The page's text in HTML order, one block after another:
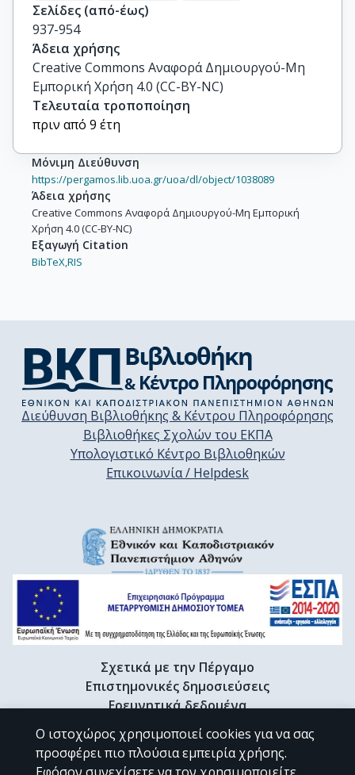
Σελίδες (από-έως)
937-954
Άδεια χρήσης
Creative Commons Αναφορά Δημιουργού-Μη
Εμπορική Χρήση 4.0 (CC-BY-NC)
Τελευταία τροποποίηση
πριν από 9 έτη
Μόνιμη Διεύθυνση
https://pergamos.lib.uoa.gr/uoa/dl/object/1038089
Άδεια χρήσης
Creative Commons Αναφορά Δημιουργού-Μη Εμπορική
Χρήση 4.0 (CC-BY-NC)
Εξαγωγή Citation
BibTeX,RIS
Διεύθυνση Βιβλιοθήκης & Κέντρου Πληροφόρησης
Βιβλιοθήκες Σχολών του ΕΚΠΑ
Υπολογιστικό Κέντρο Βιβλιοθηκών
Επικοινωνία / Helpdesk
Σχετικά με την Πέργαμο
Επιστημονικές δημοσιεύσεις
Ερευνητικά δεδομένα
Διδακτορικές διατριβές & Γκρίζα βιβλιογραφία
Προφίλ Ερευνητή
Ο ιστοχώρος χρησιμοποιεί cookies για να σας
προσφέρει πιο πλούσια εμπειρία χρήσης.